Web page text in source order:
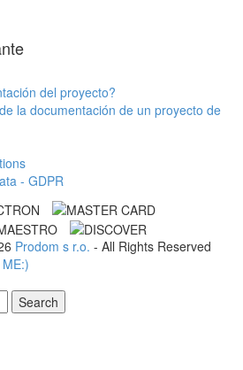
del proyecto?
la documentación de un proyecto de
- GDPR
Prodom s r.o. - All Rights Reserved
ME:)